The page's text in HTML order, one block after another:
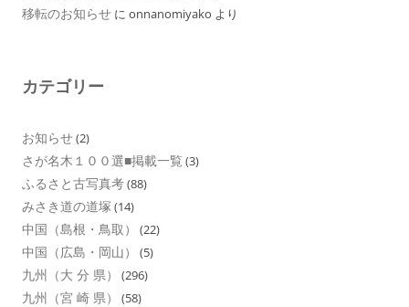
移転のお知らせ に onnanomiyako より
カテゴリー
お知らせ(2)
さが名木１００選■掲載一覧 (3)
ふるさと古写真考(88)
みさき道の道塚 (14)
中国（島根・鳥取） (22)
中国（広島・岡山） (5)
九州（大 分 県） (296)
九州（宮 崎 県） (58)